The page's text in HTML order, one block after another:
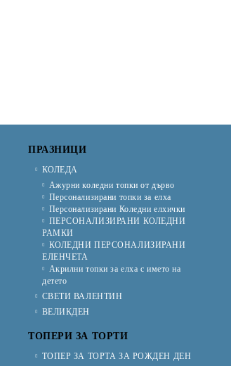
ПРАЗНИЦИ
КОЛЕДА
Ажурни коледни топки от дърво
Персонализирани топки за елха
Персонализирани Коледни елхички
ПЕРСОНАЛИЗИРАНИ КОЛЕДНИ
РАМКИ
КОЛЕДНИ ПЕРСОНАЛИЗИРАНИ
ЕЛЕНЧЕТА
Акрилни топки за елха с името на
детето
СВЕТИ ВАЛЕНТИН
ВЕЛИКДЕН
ТОПЕРИ ЗА ТОРТИ
ТОПЕР ЗА ТОРТА ЗА РОЖДЕН ДЕН